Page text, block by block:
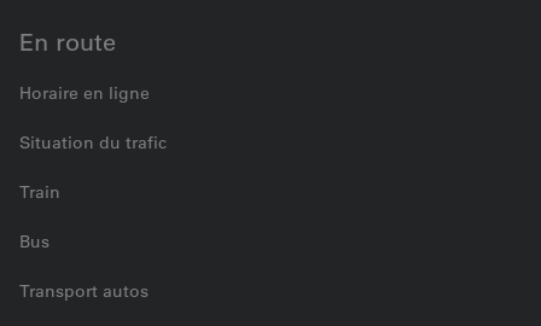
En route
Horaire en ligne
Situation du trafic
Train
Bus
Transport autos